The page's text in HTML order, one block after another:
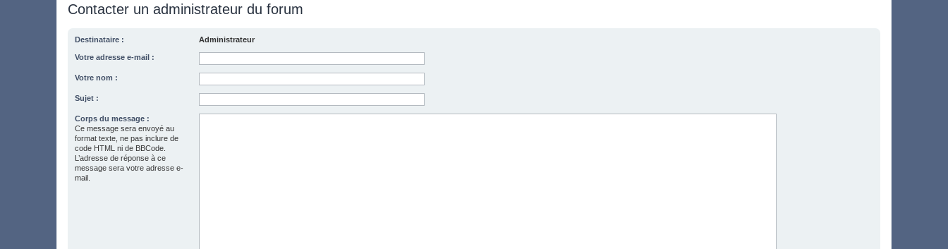
Contacter un administrateur du forum
Destinataire : Administrateur
Votre adresse e-mail :
Votre nom :
Sujet :
Corps du message :
Ce message sera envoyé au
format texte, ne pas inclure de
code HTML ni de BBCode.
L’adresse de réponse à ce
message sera votre adresse e-
mail.